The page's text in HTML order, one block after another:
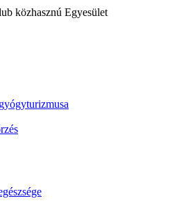
közhasznú Egyesület